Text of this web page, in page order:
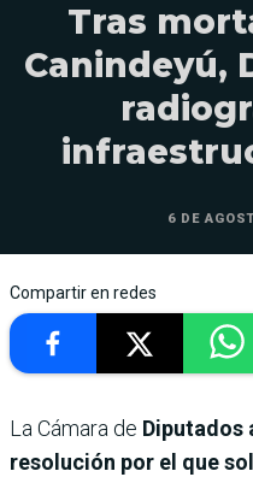
Tras
Canindeyú,
6 DE
Compartir en redes
La Cámara de Diputados
resolución por el que